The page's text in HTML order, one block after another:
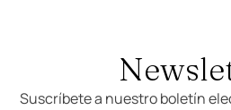
Suscríbete a nuestro boletín